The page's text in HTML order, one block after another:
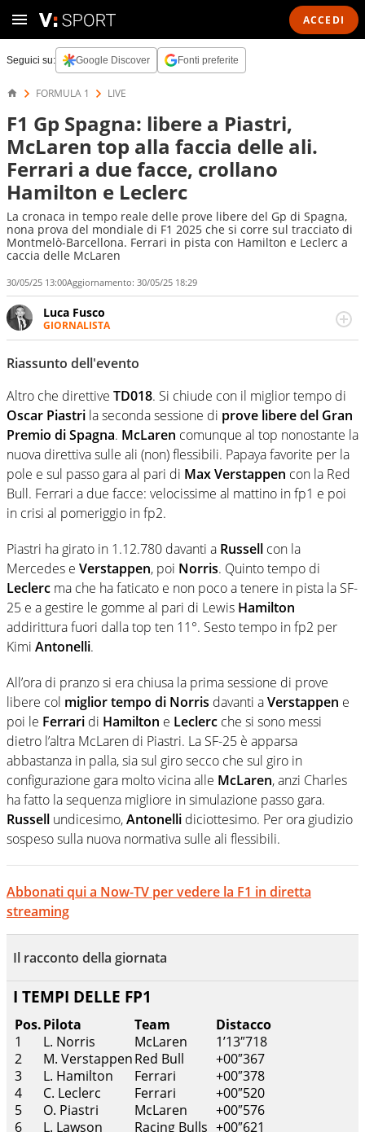
ACCEDI
Seguici su: Google Discover Fonti preferite
FORMULA 1 LIVE
F1 Gp Spagna: libere a Piastri,
McLaren top alla faccia delle ali.
Ferrari a due facce, crollano
Hamilton e Leclerc
La cronaca in tempo reale delle prove libere del Gp di Spagna,
nona prova del mondiale di F1 2025 che si corre sul tracciato di
Montmelò-Barcellona. Ferrari in pista con Hamilton e Leclerc a
caccia delle McLaren
30/05/25 13:00Aggiornamento: 30/05/25 18:29
Luca Fusco
GIORNALISTA
Giornalista multimediale. Quando si accendono i motori,
lui sgasa, impenna, derapa. E spesso e volentieri finisce
sul podio
Riassunto dell'evento
Altro che direttive TD018. Si chiude con il miglior tempo di
Oscar Piastri la seconda sessione di prove libere del Gran
Premio di Spagna. McLaren comunque al top nonostante la
nuova direttiva sulle ali (non) flessibili. Papaya favorite per la
pole e sul passo gara al pari di Max Verstappen con la Red
Bull. Ferrari a due facce: velocissime al mattino in fp1 e poi
in crisi al pomeriggio in fp2.
Piastri ha girato in 1.12.780 davanti a Russell con la
Mercedes e Verstappen, poi Norris. Quinto tempo di
Leclerc ma che ha faticato e non poco a tenere in pista la SF-
25 e a gestire le gomme al pari di Lewis Hamilton
addirittura fuori dalla top ten 11°. Sesto tempo in fp2 per
Kimi Antonelli.
All’ora di pranzo si era chiusa la prima sessione di prove
libere col miglior tempo di Norris davanti aVerstappen e
poi le Ferrari di Hamilton e Leclerc che si sono messi
dietro l’altra McLaren di Piastri. La SF-25 è apparsa
abbastanza in palla, sia sul giro secco che sul giro in
configurazione gara molto vicina alle McLaren, anzi Charles
ha fatto la sequenza migliore in simulazione passo gara.
Russell undicesimo,Antonelli diciottesimo. Per ora giudizio
sospeso sulla nuova normativa sulle ali flessibili.
Abbonati qui a Now-TV per vedere la F1 in diretta
streaming
Il racconto della giornata
I TEMPI DELLE FP1
Pos.Pilota Team
Distacco
1
L. Norris McLaren
1’13″718
2
M. VerstappenRed Bull
+00″367
3
L. Hamilton Ferrari
+00″378
4
C. Leclerc Ferrari
+00″520
5
O. Piastri McLaren
+00″576
6
L. Lawson Racing Bulls +00″621